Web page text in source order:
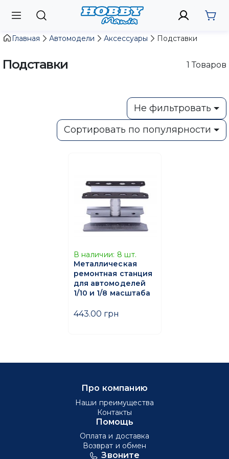
Главная Автомодели Аксессуары Подставки
Подставки 1 Товаров
Не фильтровать
Сортировать по популярности
В наличии: 8 шт.
Металлическая
ремонтная станция
для автомоделей
1/10 и 1/8 масштаба
443.00 грн
Звоните
Про компанию
Наши преимущества
Контакты
Помощь
Оплата и доставка
Возврат и обмен